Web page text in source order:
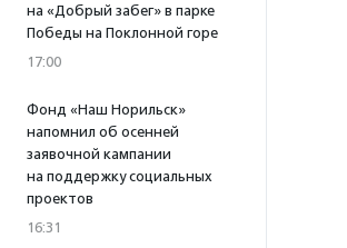
на «Добрый забег» в парке
Победы на Поклонной горе
17:00
Фонд «Наш Норильск»
напомнил об осенней
заявочной кампании
на поддержку социальных
проектов
16:31